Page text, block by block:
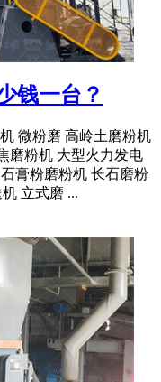
钱一台？
微粉磨 高岭土磨粉机
磨粉机 大型火力发电
膏粉磨粉机 长石磨粉
立式磨 ...